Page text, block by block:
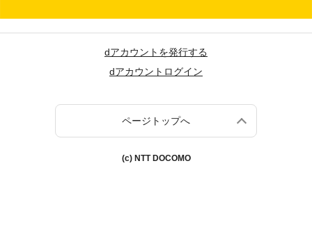
dアカウントを発行する
dアカウントログイン
ページトップへ
(c) NTT DOCOMO